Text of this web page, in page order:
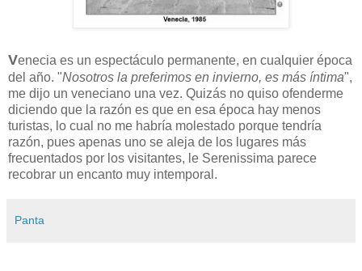
Venecia es un espectáculo permanente, en cualquier época
del año. "Nosotros la preferimos en invierno, es más íntima",
me dijo un veneciano una vez. Quizás no quiso ofenderme
diciendo que la razón es que en esa época hay menos
turistas, lo cual no me habría molestado porque tendría
razón, pues apenas uno se aleja de los lugares más
frecuentados por los visitantes, le Serenissima parece
recobrar un encanto muy intemporal.
Panta